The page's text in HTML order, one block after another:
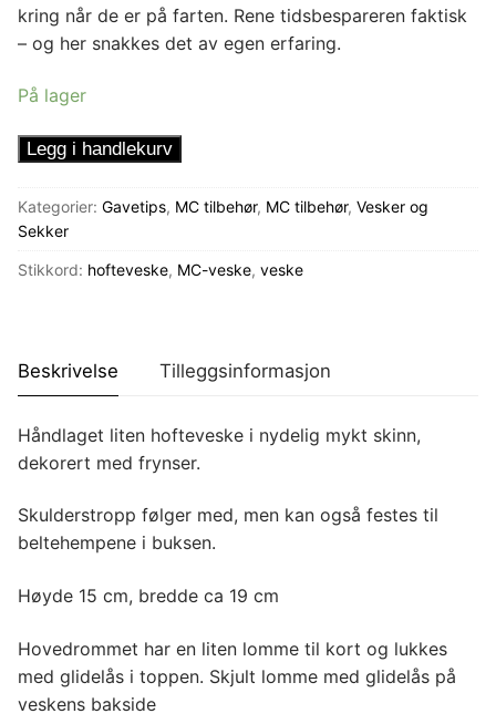
kring når de er på farten. Rene tidsbespareren faktisk
– og her snakkes det av egen erfaring.
På lager
Hofteveske
Magisk
Lilla
Legg i handlekurv
Kategorier: Gavetips, MC tilbehør, MC tilbehør, Vesker og
Sekker
Stikkord: hofteveske, MC-veske, veske
Beskrivelse Tilleggsinformasjon
Håndlaget liten hofteveske i nydelig mykt skinn,
dekorert med frynser.
Skulderstropp følger med, men kan også festes til
beltehempene i buksen.
Høyde 15 cm, bredde ca 19 cm
Hovedrommet har en liten lomme til kort og lukkes
med glidelås i toppen. Skjult lomme med glidelås på
veskens bakside